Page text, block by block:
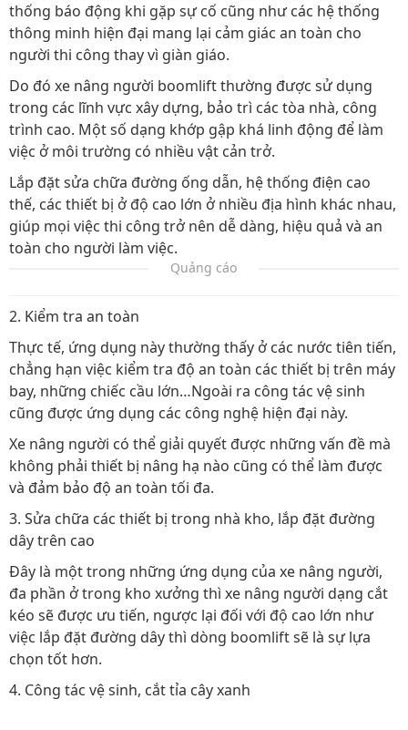
thống báo động khi gặp sự cố cũng như các hệ thống
thông minh hiện đại mang lại cảm giác an toàn cho
người thi công thay vì giàn giáo.
Do đó xe nâng người boomlift thường được sử dụng
trong các lĩnh vực xây dựng, bảo trì các tòa nhà, công
trình cao. Một số dạng khớp gập khá linh động để làm
việc ở môi trường có nhiều vật cản trở.
Lắp đặt sửa chữa đường ống dẫn, hệ thống điện cao
thế, các thiết bị ở độ cao lớn ở nhiều địa hình khác nhau,
giúp mọi việc thi công trở nên dễ dàng, hiệu quả và an
toàn cho người làm việc.
Quảng cáo
2. Kiểm tra an toàn
Thực tế, ứng dụng này thường thấy ở các nước tiên tiến,
chẳng hạn việc kiểm tra độ an toàn các thiết bị trên máy
bay, những chiếc cầu lớn…Ngoài ra công tác vệ sinh
cũng được ứng dụng các công nghệ hiện đại này.
Xe nâng người có thể giải quyết được những vấn đề mà
không phải thiết bị nâng hạ nào cũng có thể làm được
và đảm bảo độ an toàn tối đa.
3. Sửa chữa các thiết bị trong nhà kho, lắp đặt đường
dây trên cao
Đây là một trong những ứng dụng của xe nâng người,
đa phần ở trong kho xưởng thì xe nâng người dạng cắt
kéo sẽ được ưu tiến, ngược lại đối với độ cao lớn như
việc lắp đặt đường dây thì dòng boomlift sẽ là sự lựa
chọn tốt hơn.
4. Công tác vệ sinh, cắt tỉa cây xanh